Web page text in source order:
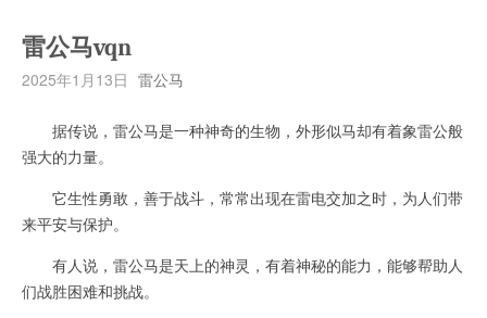
雷公马vqn
2025年1月13日 雷公马
据传说，雷公马是一种神奇的生物，外形似马却有着象雷公般
强大的力量。
它生性勇敢，善于战斗，常常出现在雷电交加之时，为人们带
来平安与保护。
有人说，雷公马是天上的神灵，有着神秘的能力，能够帮助人
们战胜困难和挑战。